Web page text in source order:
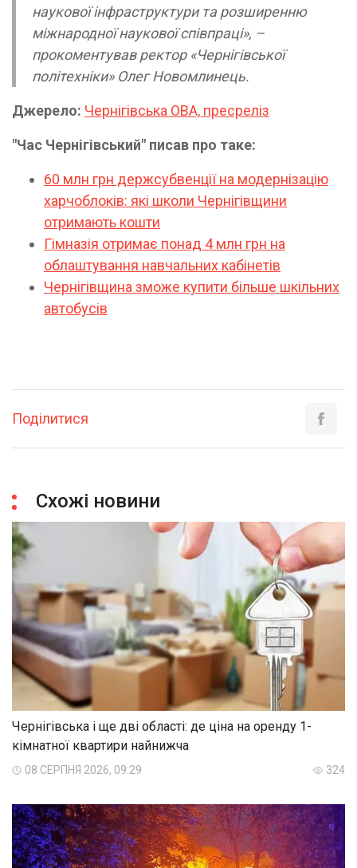
наукової інфраструктури та розширенню
міжнародної наукової співпраці», –
прокоментував ректор «Чернігівської
політехніки» Олег Новомлинець.
Джерело: Чернігівська ОВА, пресреліз
"Час Чернігівський" писав про таке:
60 млн грн держсубвенції на модернізацію
харчоблоків: які школи Чернігівщини
отримають кошти
Гімназія отримає понад 4 млн грн на
облаштування навчальних кабінетів
Чернігівщина зможе купити більше шкільних
автобусів
Поділитися
Схожі новини
Чернігівська і ще дві області: де ціна на оренду 1-
кімнатної квартири найнижча
08 СЕРПНЯ 2026, 09:29 324